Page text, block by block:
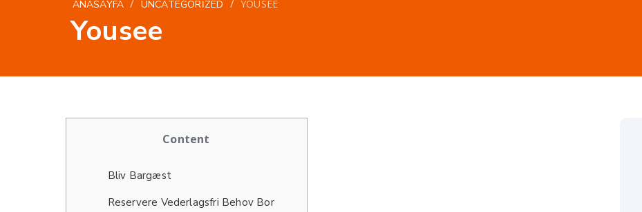
ANASAYFA / UNCATEGORIZED / YOUSEE
Yousee
Content
Bliv Bargæst
Reservere Vederlagsfri Behov Bor